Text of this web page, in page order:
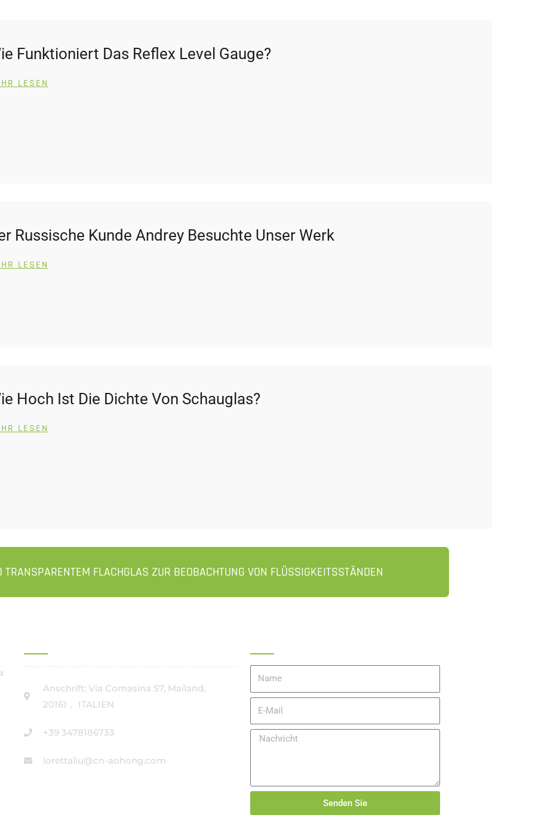
Funktioniert Das Reflex Level Gauge?
LESEN
Russische Kunde Andrey Besuchte Unser Werk
LESEN
Hoch Ist Die Dichte Von Schauglas?
LESEN
FLACHGLAS ZUR BEOBACHTUNG VON FLÜSSIGKEITSSTÄNDEN
Anschrift: Via Comasina 57, Mailand,
20161， ITALIEN
+39 3478186733
lorettaliu@cn-aohong.com
Name
E-
Mail
Nachricht
Senden Sie